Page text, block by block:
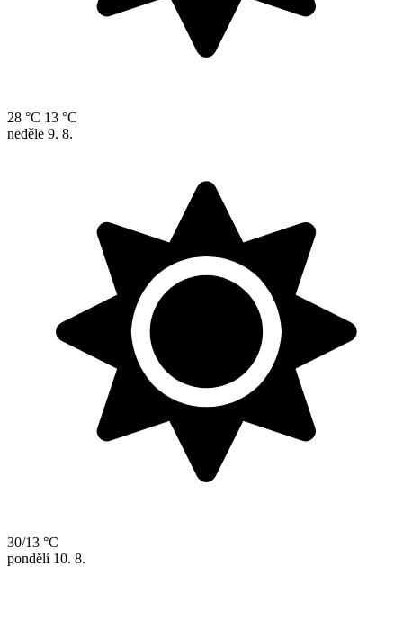
28 °C 13 °C
neděle 9. 8.
30/13 °C
pondělí 10. 8.